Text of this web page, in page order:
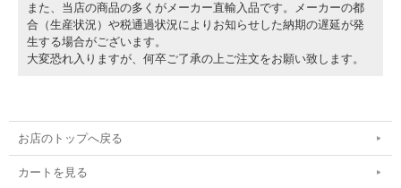
また、当店の商品の多くがメーカー直輸入品です。メーカーの都
合（生産状況）や税通過状況によりお知らせした納期の遅延が発
生する場合がございます。
大変恐れ入りますが、何卒ご了承の上ご注文をお願い致します。
お店のトップへ戻る
カートを見る